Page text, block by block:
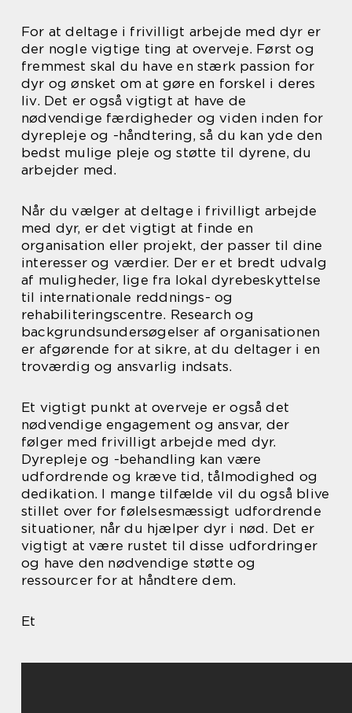
For at deltage i frivilligt arbejde med dyr er
der nogle vigtige ting at overveje. Først og
fremmest skal du have en stærk passion for
dyr og ønsket om at gøre en forskel i deres
liv. Det er også vigtigt at have de
nødvendige færdigheder og viden inden for
dyrepleje og -håndtering, så du kan yde den
bedst mulige pleje og støtte til dyrene, du
arbejder med.
Når du vælger at deltage i frivilligt arbejde
med dyr, er det vigtigt at finde en
organisation eller projekt, der passer til dine
interesser og værdier. Der er et bredt udvalg
af muligheder, lige fra lokal dyrebeskyttelse
til internationale reddnings- og
rehabiliteringscentre. Research og
backgrundsundersøgelser af organisationen
er afgørende for at sikre, at du deltager i en
troværdig og ansvarlig indsats.
Et vigtigt punkt at overveje er også det
nødvendige engagement og ansvar, der
følger med frivilligt arbejde med dyr.
Dyrepleje og -behandling kan være
udfordrende og kræve tid, tålmodighed og
dedikation. I mange tilfælde vil du også blive
stillet over for følelsesmæssigt udfordrende
situationer, når du hjælper dyr i nød. Det er
vigtigt at være rustet til disse udfordringer
og have den nødvendige støtte og
ressourcer for at håndtere dem.
Et